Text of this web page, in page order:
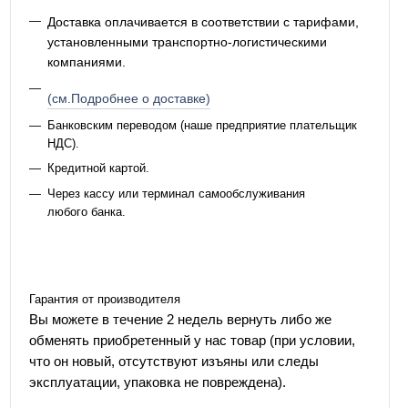
Доставка оплачивается в соответствии с тарифами,
установленными транспортно-логистическими
компаниями.
(см.Подробнее о доставке)
Банковским переводом (наше предприятие плательщик
НДС).
Кредитной картой.
Через кассу или терминал самообслуживания
любого банка.
Гарантия от производителя
Вы можете в течение 2 недель вернуть либо же
обменять приобретенный у нас товар (при условии,
что он новый, отсутствуют изъяны или следы
эксплуатации, упаковка не повреждена).